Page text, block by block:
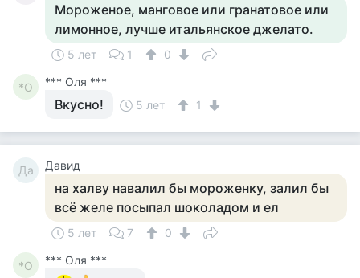
Мороженое, манговое или гранатовое или
лимонное, лучше итальянское джелато.
5 лет 1 0
*О *** Оля ***
Вкусно! 5 лет 1
Да Давид
на халву навалил бы мороженку, залил бы
всё желе посыпал шоколадом и ел
5 лет 7 0
*О *** Оля ***